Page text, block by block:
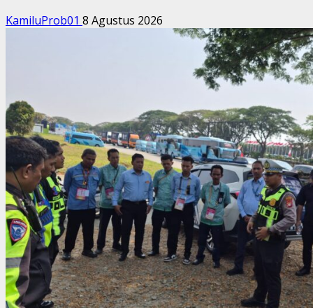
KamiluProb01 8 Agustus 2026